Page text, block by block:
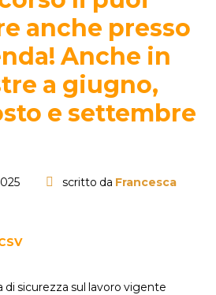
anche presso
Anche in
a giugno,
e settembre
scritto da Francesca
sicurezza sul lavoro vigente